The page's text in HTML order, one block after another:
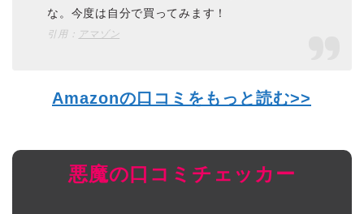
な。今度は自分で買ってみます！
引用： アマゾン
Amazonの口コミをもっと読む>>
悪魔の口コミチェッカー